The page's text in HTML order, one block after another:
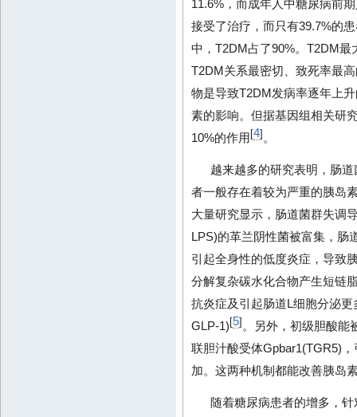
11.6%，而成年人中糖尿病前
接受了治疗，而只有39.7%的
中，T2DM占了90%。T2DM
T2DM关系最密切、致死率最
物是导致T2DM发病率逐年上
素的影响。但据基因组相关研
10%的作用 [4] 。
越来越多的研究表明，肠
者一般存在着较为严重的胰岛
大量研究显示，肠道菌群失调
LPS)的革兰阴性菌被富集，肠
引起全身性的低度炎症，导致
分解复杂碳水化合物产生短链
抗炎症及引起肠道L细胞分泌
GLP-1) [5] 。另外，初级胆酸能
联胆汁酸受体Gpbar1(TGR5)
加。这两种机制都能改善胰岛
随着糖尿病患者的增多，